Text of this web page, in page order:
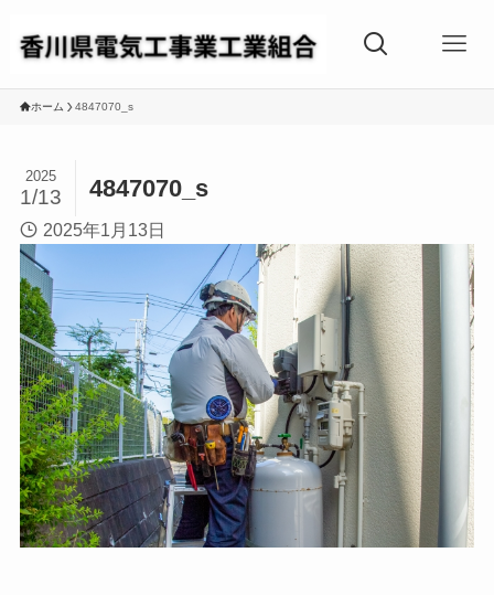
ホーム 4847070_s
4847070_s
2025
1/13
2025年1月13日